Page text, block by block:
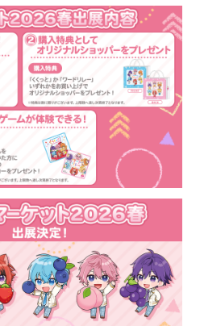
ものくろ
つきしろやしろ。
まひろまる。